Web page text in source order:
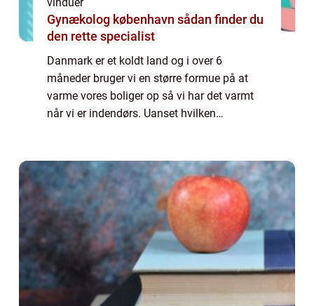
Gynækolog københavn sådan finder du
den rette specialist
Danmark er et koldt land og i over 6
måneder bruger vi en større formue på at
varme vores boliger op så vi har det varmt
når vi er indendørs. Uanset hvilken
lidt...